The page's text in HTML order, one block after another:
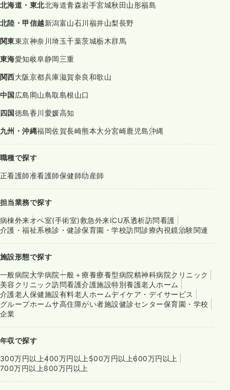
北海道・東北北海道青森岩手宮城秋田 山形福島
北陸・甲信越新潟富山石川 福井山梨長野
関東東京神奈川埼玉千葉茨城栃木群馬
東海愛知岐阜静岡三重
関西大阪京都兵庫滋賀奈良和歌山
中国 広島 岡山鳥取島根山口
四国徳島香川 愛媛高知
九州・沖縄福岡佐賀長崎熊本大分宮崎鹿児島沖縄
職種で探す
正看護師准看護師保健師助産師
担当業務で探す
病棟外来オペ室(手術室)救急外来ICU系透析訪問看護
介護・福祉系検診・健診保育園・学校訪問診療内視鏡治験関連
施設形態で探す
一般病院大学病院一般＋療養療養型病院精神科病院クリニック
美容クリニック訪問看護介護施設特別養護老人ホーム
介護老人保健施設有料老人ホームデイケア・デイサービス
グループホームサ高住障がい者施設健診センター保育園・学校
企業
年収で探す
300万円以上400万円以上500万円以上600万円以上
700万円以上800万円以上